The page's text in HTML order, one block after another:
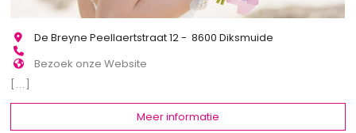
De Breyne Peellaertstraat 12 - 8600 Diksmuide
Bezoek onze Website
[...]
Meer informatie